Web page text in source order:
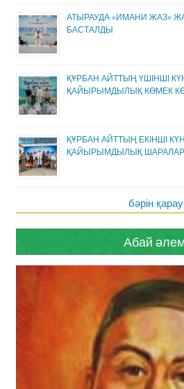
АТЫРАУДА «ИМАНИ ЖАЗ»
БАСТАЛДЫ
ҚҰРБАН АЙТТЫҢ ҮШІНШІ
ҚАЙЫРЫМДЫЛЫҚ КӨМЕК
ҚҰРБАН АЙТТЫҢ ЕКІНШІ
ҚАЙЫРЫМДЫЛЫҚ
бәрін қарау
Абай